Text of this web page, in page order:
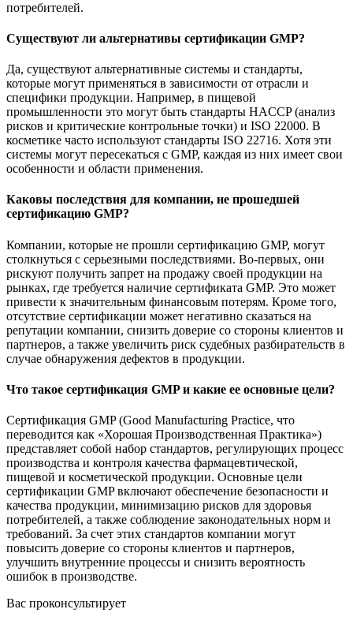
потребителей.
Существуют ли альтернативы сертификации GMP?
Да, существуют альтернативные системы и стандарты,
которые могут применяться в зависимости от отрасли и
специфики продукции. Например, в пищевой
промышленности это могут быть стандарты HACCP (анализ
рисков и критические контрольные точки) и ISO 22000. В
косметике часто используют стандарты ISO 22716. Хотя эти
системы могут пересекаться с GMP, каждая из них имеет свои
особенности и области применения.
Каковы последствия для компании, не прошедшей
сертификацию GMP?
Компании, которые не прошли сертификацию GMP, могут
столкнуться с серьезными последствиями. Во-первых, они
рискуют получить запрет на продажу своей продукции на
рынках, где требуется наличие сертификата GMP. Это может
привести к значительным финансовым потерям. Кроме того,
отсутствие сертификации может негативно сказаться на
репутации компании, снизить доверие со стороны клиентов и
партнеров, а также увеличить риск судебных разбирательств в
случае обнаружения дефектов в продукции.
Что такое сертификация GMP и какие ее основные цели?
Сертификация GMP (Good Manufacturing Practice, что
переводится как «Хорошая Производственная Практика»)
представляет собой набор стандартов, регулирующих процесс
производства и контроля качества фармацевтической,
пищевой и косметической продукции. Основные цели
сертификации GMP включают обеспечение безопасности и
качества продукции, минимизацию рисков для здоровья
потребителей, а также соблюдение законодательных норм и
требований. За счет этих стандартов компании могут
повысить доверие со стороны клиентов и партнеров,
улучшить внутренние процессы и снизить вероятность
ошибок в производстве.
Вас проконсультирует